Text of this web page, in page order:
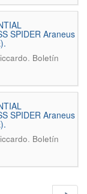
SPIDER Araneus
. Boletín
SPIDER Araneus
. Boletín